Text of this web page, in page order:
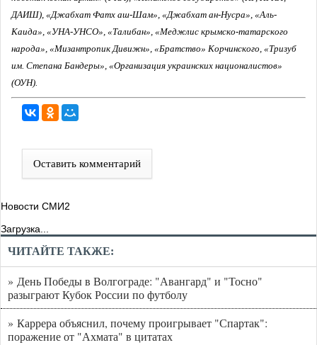
ДАИШ), «Джабхат Фатх аш-Шам», «Джабхат ан-Нусра», «Аль-
Каида», «УНА-УНСО», «Талибан», «Меджлис крымско-татарского
народа», «Мизантропик Дивижн», «Братство» Корчинского, «Тризуб
им. Степана Бандеры», «Организация украинских националистов»
(ОУН).
Оставить комментарий
Новости СМИ2
Загрузка...
ЧИТАЙТЕ ТАКЖЕ:
» День Победы в Волгограде: "Авангард" и "Тосно"
разыграют Кубок России по футболу
» Каррера объяснил, почему проигрывает "Спартак":
поражение от "Ахмата" в цитатах